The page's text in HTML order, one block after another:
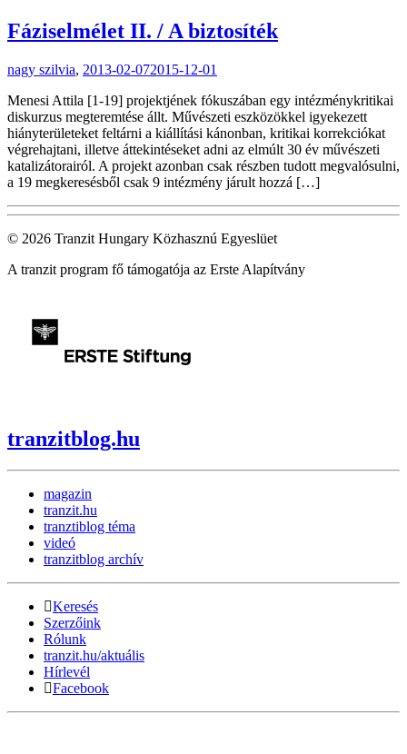
Fáziselmélet II. / A biztosíték
nagy szilvia, 2013-02-072015-12-01
Menesi Attila [1-19] projektjének fókuszában egy intézménykritikai
diskurzus megteremtése állt. Művészeti eszközökkel igyekezett
hiányterületeket feltárni a kiállítási kánonban, kritikai korrekciókat
végrehajtani, illetve áttekintéseket adni az elmúlt 30 év művészeti
katalizátorairól. A projekt azonban csak részben tudott megvalósulni,
a 19 megkeresésből csak 9 intézmény járult hozzá […]
© 2026 Tranzit Hungary Közhasznú Egyeslüet
A tranzit program fő támogatója az Erste Alapítvány
tranzitblog.hu
magazin
tranzit.hu
tranztiblog téma
videó
tranzitblog archív
Keresés
Szerzőink
Rólunk
tranzit.hu/aktuális
Hírlevél
Facebook